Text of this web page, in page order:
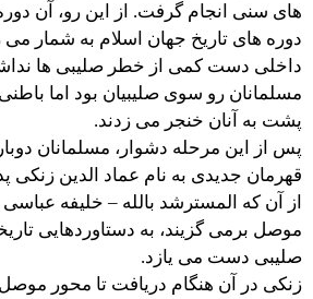
های سنی انجام گرفت. از این رو، آن
دوره های تاریخ جهان اسلام به شمار
داخلی دست کمی از خطر صلیبی ها
مسلمانان رو سوی صلیبیان بود اما
پشت به آنان خنجر می زدند.
پس از این مرحله دشوار، مسلمانان
قهرمان جدیدی به نام عماد الدین
از آن که المسترشد بالله – خلیفه
موصل برمی گزیند، به دستاوردهایی
صلیبی دست می یازد.
زنکی در آن هنگام دریافت تا محور